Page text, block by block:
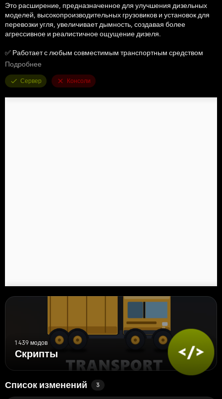
Это расширение, предназначенное для улучшения дизельных
моделей, высокопроизводительных грузовиков и установок для
перевозки угля, увеличивает дымность, создавая более
агрессивное и реалистичное ощущение дизеля.
✅ Работает с любым совместимым транспортным средством
✅ Повышенный черный дым выхлопа
✅ Расширение скрипта Plug-and-Play
Если у автомобиля исправные выхлопные узлы, он будет катать
Подробнее
Сервер Консоли
1 439 модов
Скрипты
Список изменений 3